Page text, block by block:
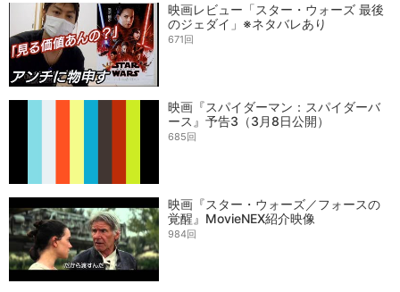
映画レビュー「スター・ウォーズ 最後
のジェダイ」※ネタバレあり
671回
映画『スパイダーマン：スパイダーバ
ース』予告3（3月8日公開）
685回
映画『スター・ウォーズ／フォースの
覚醒』MovieNEX紹介映像
984回